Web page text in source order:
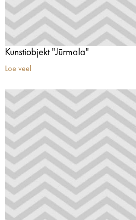
Kunstiobjekt "Jūrmala"
Loe veel